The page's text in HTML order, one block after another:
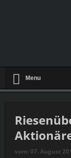
Menu
vom: 07. August